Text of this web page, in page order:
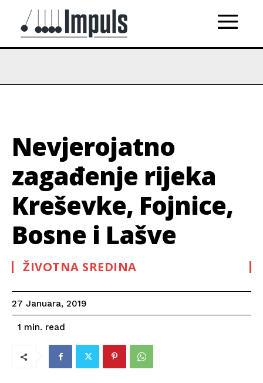
Nevjerojatno
zagađenje rijeka
Kreševke, Fojnice,
Bosne i Lašve
ŽIVOTNA SREDINA
27 Januara, 2019
1 min. read